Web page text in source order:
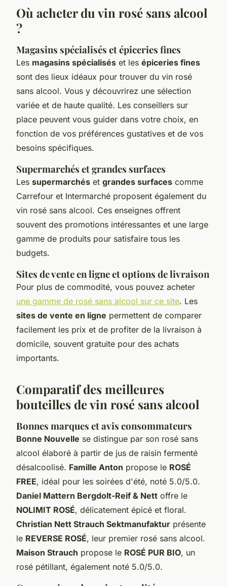
Où acheter du vin rosé sans alcool
?
Magasins spécialisés et épiceries fines
Les magasins spécialisés et les épiceries fines
sont des lieux idéaux pour trouver du vin rosé
sans alcool. Vous y découvrirez une sélection
variée et de haute qualité. Les conseillers sur
place peuvent vous guider dans votre choix, en
fonction de vos préférences gustatives et de vos
besoins spécifiques.
Supermarchés et grandes surfaces
Les supermarchés et grandes surfaces comme
Carrefour et Intermarché proposent également du
vin rosé sans alcool. Ces enseignes offrent
souvent des promotions intéressantes et une large
gamme de produits pour satisfaire tous les
budgets.
Sites de vente en ligne et options de livraison
Pour plus de commodité, vous pouvez acheter
une gamme de rosé sans alcool sur ce site. Les
sites de vente en ligne permettent de comparer
facilement les prix et de profiter de la livraison à
domicile, souvent gratuite pour des achats
importants.
Comparatif des meilleures
bouteilles de vin rosé sans alcool
Bonnes marques et avis consommateurs
Bonne Nouvelle se distingue par son rosé sans
alcool élaboré à partir de jus de raisin fermenté
désalcoolisé. Famille Anton propose le ROSÉ
FREE, idéal pour les soirées d'été, noté 5.0/5.0.
Daniel Mattern Bergdolt-Reif & Nett offre le
NOLIMIT ROSÉ, délicatement épicé et floral.
Christian Nett Strauch Sektmanufaktur présente
le REVERSE ROSÉ, leur premier rosé sans alcool.
Maison Strauch propose le ROSÉ PUR BIO, un
rosé pétillant, également noté 5.0/5.0.